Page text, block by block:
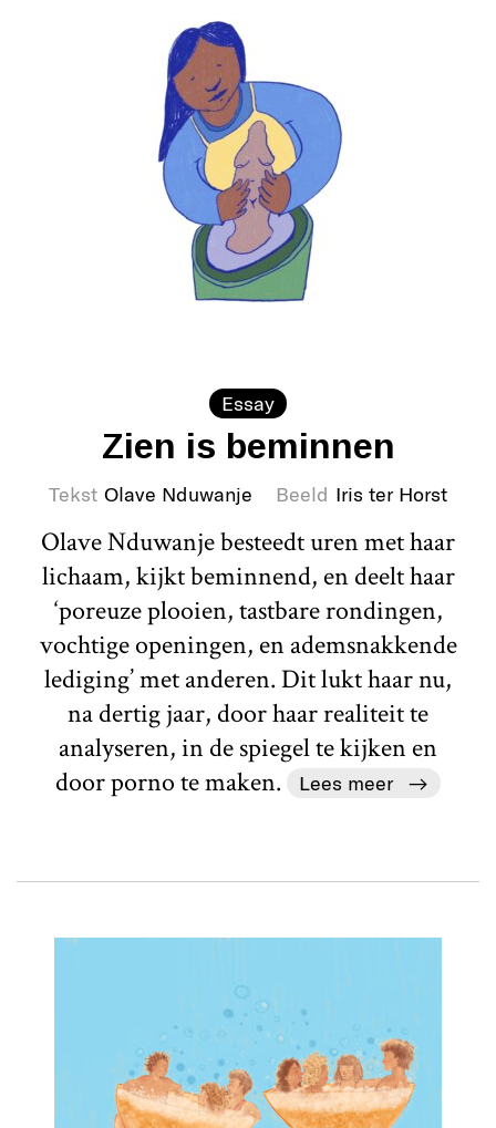
Essay
Zien is beminnen
Tekst Olave Nduwanje Beeld Iris ter Horst
Olave Nduwanje besteedt uren met haar
lichaam, kijkt beminnend, en deelt haar
‘poreuze plooien, tastbare rondingen,
vochtige openingen, en ademsnakkende
lediging’ met anderen. Dit lukt haar nu,
na dertig jaar, door haar realiteit te
analyseren, in de spiegel te kijken en
door porno te maken.
Lees meer